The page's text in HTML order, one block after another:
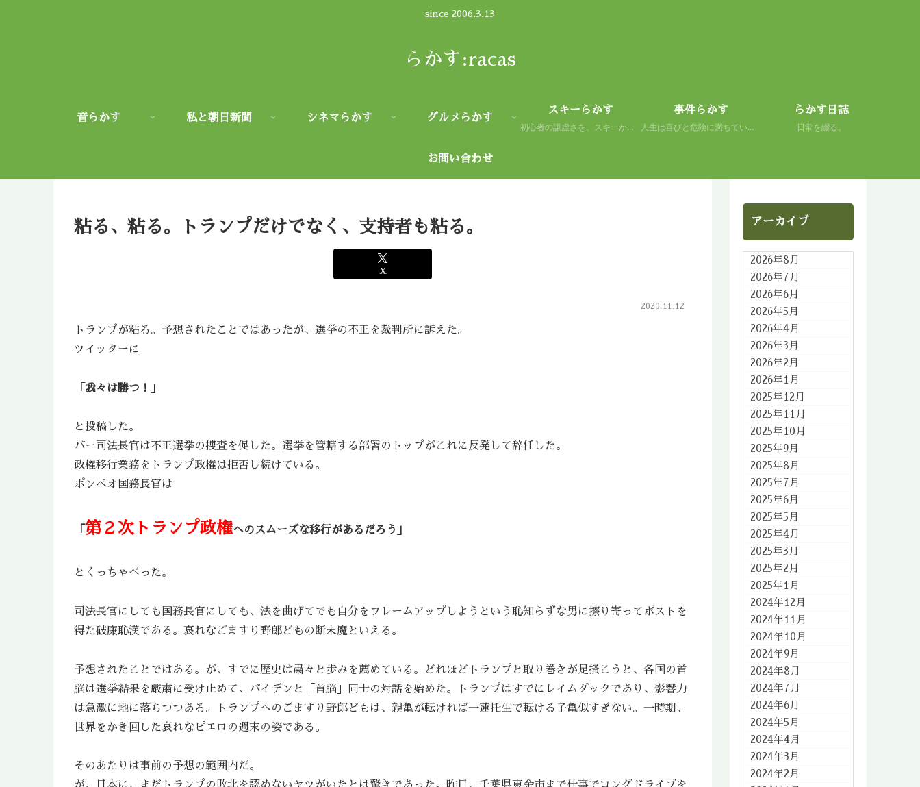
since 2006.3.13
らかす:racas
音らかす 私と朝日新聞 シネマらかす グルメらかす
スキーらかす
初心者の謙虚さを、スキーから学ぶ。 人生もまた然り。
事件らかす
人生は喜びと危険に満ちている。 だから面白い。
らかす日誌
日常を綴る。
お問い合わせ
粘る、粘る。トランプだけでなく、支持者も粘る。
X
2020.11.12
トランプが粘る。予想されたことではあったが、選挙の不正を裁判所に訴えた。
ツイッターに
「我々は勝つ！」
と投稿した。
バー司法長官は不正選挙の捜査を促した。選挙を管轄する部署のトップがこれに反発して辞任した。
政権移行業務をトランプ政権は拒否し続けている。
ポンペオ国務長官は
「 第２次トランプ政権へのスムーズな移行があるだろう」
とくっちゃべった。
司法長官にしても国務長官にしても、法を曲げてでも自分をフレームアップしようという恥知らずな男に擦り寄ってポストを
得た破廉恥漢である。哀れなごますり野郎どもの断末魔といえる。
予想されたことではある。が、すでに歴史は粛々と歩みを薦めている。どれほどトランプと取り巻きが足掻こうと、各国の首
脳は選挙結果を厳粛に受け止めて、バイデンと「首脳」同士の対話を始めた。トランプはすでにレイムダックであり、影響力
は急激に地に落ちつつある。トランプへのごますり野郎どもは、親亀が転ければ一蓮托生で転ける子亀似すぎない。一時期、
世界をかき回した哀れなピエロの週末の姿である。
そのあたりは事前の予想の範囲内だ。
アーカイブ
2026年8月
2026年7月
2026年6月
2026年5月
2026年4月
2026年3月
2026年2月
2026年1月
2025年12月
2025年11月
2025年10月
2025年9月
2025年8月
2025年7月
2025年6月
2025年5月
2025年4月
2025年3月
2025年2月
2025年1月
2024年12月
2024年11月
2024年10月
2024年9月
2024年8月
2024年7月
2024年6月
2024年5月
2024年4月
2024年3月
2024年2月